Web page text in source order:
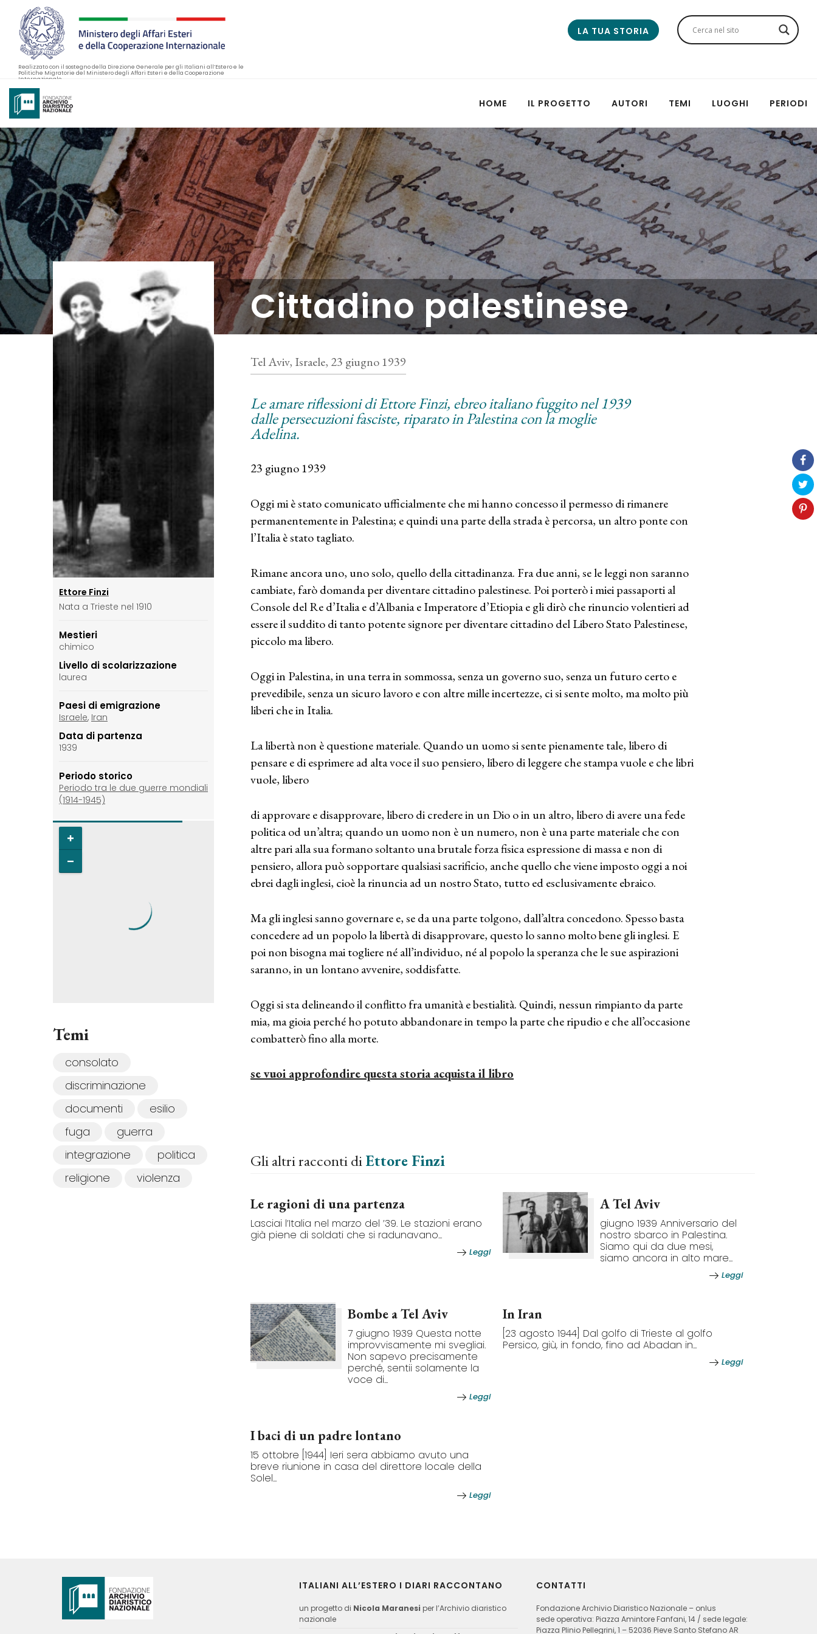
Realizzato con il sostegno della Direzione Generale per gli Italiani all’Estero e le
Politiche Migratorie del Ministero degli Affari Esteri e della Cooperazione
Internazionale
LA TUA STORIA
HOME IL PROGETTO AUTORI TEMI LUOGHI PERIODI
Cittadino palestinese
Ettore Finzi
Nata a Trieste nel 1910
Mestieri
chimico
Livello di scolarizzazione
laurea
Paesi di emigrazione
Israele, Iran
Data di partenza
1939
Periodo storico
Periodo tra le due guerre mondiali
(1914-1945)
Temi
consolato
discriminazione
documenti
esilio
fuga
guerra
integrazione
politica
religione
violenza
Tel Aviv, Israele, 23 giugno 1939
Le amare riflessioni di Ettore Finzi, ebreo italiano fuggito nel 1939
dalle persecuzioni fasciste, riparato in Palestina con la moglie
Adelina.
23 giugno 1939
Oggi mi è stato comunicato ufficialmente che mi hanno concesso il permesso di rimanere
permanentemente in Palestina; e quindi una parte della strada è percorsa, un altro ponte con
l’Italia è stato tagliato.
Rimane ancora uno, uno solo, quello della cittadinanza. Fra due anni, se le leggi non saranno
cambiate, farò domanda per diventare cittadino palestinese. Poi porterò i miei passaporti al
Console del Re d’Italia e d’Albania e Imperatore d’Etiopia e gli dirò che rinuncio volentieri ad
essere il suddito di tanto potente signore per diventare cittadino del Libero Stato Palestinese,
piccolo ma libero.
Oggi in Palestina, in una terra in sommossa, senza un governo suo, senza un futuro certo e
prevedibile, senza un sicuro lavoro e con altre mille incertezze, ci si sente molto, ma molto più
liberi che in Italia.
La libertà non è questione materiale. Quando un uomo si sente pienamente tale, libero di
pensare e di esprimere ad alta voce il suo pensiero, libero di leggere che stampa vuole e che libri
vuole, libero
di approvare e disapprovare, libero di credere in un Dio o in un altro, libero di avere una fede
politica od un’altra; quando un uomo non è un numero, non è una parte materiale che con
altre pari alla sua formano soltanto una brutale forza fisica espressione di massa e non di
pensiero, allora può sopportare qualsiasi sacrificio, anche quello che viene imposto oggi a noi
ebrei dagli inglesi, cioè la rinuncia ad un nostro Stato, tutto ed esclusivamente ebraico.
Ma gli inglesi sanno governare e, se da una parte tolgono, dall’altra concedono. Spesso basta
concedere ad un popolo la libertà di disapprovare, questo lo sanno molto bene gli inglesi. E
poi non bisogna mai togliere né all’individuo, né al popolo la speranza che le sue aspirazioni
saranno, in un lontano avvenire, soddisfatte.
Oggi si sta delineando il conflitto fra umanità e bestialità. Quindi, nessun rimpianto da parte
mia, ma gioia perché ho potuto abbandonare in tempo la parte che ripudio e che all’occasione
combatterò fino alla morte.
se vuoi approfondire questa storia acquista il libro
Gli altri racconti diEttore Finzi
Le ragioni di una partenza
Lasciai l’Italia nel marzo del ’39. Le stazioni erano
già piene di soldati che si radunavano...
Leggi
A Tel Aviv
giugno 1939 Anniversario del
nostro sbarco in Palestina.
Siamo qui da due mesi,
siamo ancora in alto mare...
Leggi
Bombe a Tel Aviv
7 giugno 1939 Questa notte
improvvisamente mi svegliai.
Non sapevo precisamente
perché, sentii solamente la
voce di...
Leggi
In Iran
[23 agosto 1944] Dal golfo di Trieste al golfo
Persico, giù, in fondo, fino ad Abadan in...
Leggi
I baci di un padre lontano
15 ottobre [1944] Ieri sera abbiamo avuto una
breve riunione in casa del direttore locale della
Solel...
Leggi
ITALIANI ALL’ESTERO I DIARI RACCONTANO
un progetto di Nicola Maranesi per l’Archivio diaristico
nazionale
CONTATTI
Fondazione Archivio Diaristico Nazionale – onlus
sede operativa: Piazza Amintore Fanfani, 14 / sede legale:
Piazza Plinio Pellegrini, 1 – 52036 Pieve Santo Stefano AR